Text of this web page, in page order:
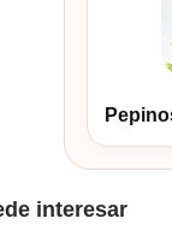
interesar